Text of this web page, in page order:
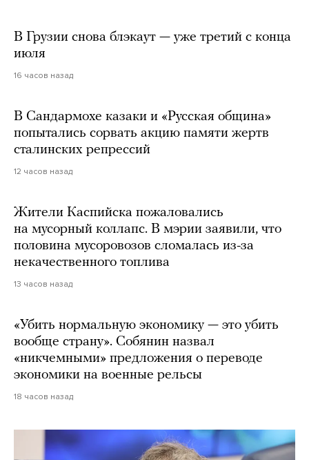
В Грузии снова блэкаут — уже третий с конца
июля
16 часов назад
В Сандармохе казаки и «Русская община»
попытались сорвать акцию памяти жертв
сталинских репрессий
12 часов назад
Жители Каспийска пожаловались
на мусорный коллапс. В мэрии заявили, что
половина мусоровозов сломалась из-за
некачественного топлива
13 часов назад
«Убить нормальную экономику — это убить
вообще страну». Собянин назвал
«никчемными» предложения о переводе
экономики на военные рельсы
18 часов назад